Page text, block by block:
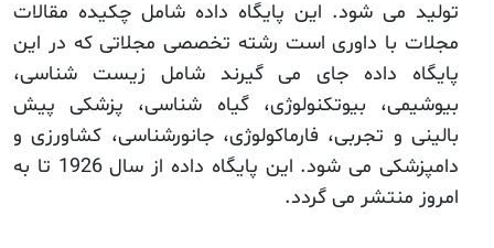
تولید می شود. این پایگاه داده شامل چکیده مقالات
مجلات با داوری است رشته تخصصی مجلاتی که در این
پایگاه داده جای می گیرند شامل زیست شناسی،
بیوشیمی، بیوتکنولوژی، گیاه شناسی، پزشکی پیش
بالینی و تجربی، فارماکولوژی، جانورشناسی، کشاورزی و
دامپزشکی می شود. این پایگاه داده از سال 1926 تا به
امروز منتشر می گردد.